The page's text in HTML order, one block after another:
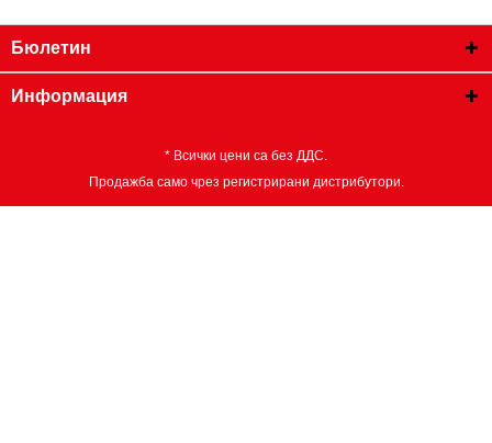
Бюлетин
Информация
* Всички цени са без ДДС.
Продажба само чрез регистрирани дистрибутори.